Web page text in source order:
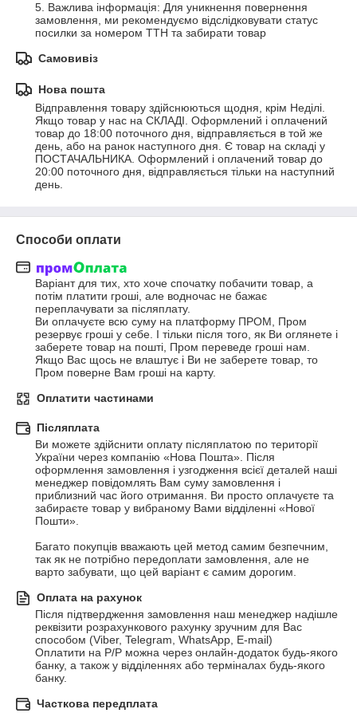
5. Важлива інформація: Для уникнення повернення
замовлення, ми рекомендуємо відслідковувати статус
посилки за номером ТТН та забирати товар
Самовивіз
Нова пошта
Відправлення товару здійснюються щодня, крім Неділі.
Якщо товар у нас на СКЛАДІ. Оформлений і оплачений
товар до 18:00 поточного дня, відправляється в той же
день, або на ранок наступного дня. Є товар на складі у
ПОСТАЧАЛЬНИКА. Оформлений і оплачений товар до
20:00 поточного дня, відправляється тільки на наступний
день.
Способи оплати
Варіант для тих, хто хоче спочатку побачити товар, а
потім платити гроші, але водночас не бажає
переплачувати за післяплату.
Ви оплачуєте всю суму на платформу ПРОМ, Пром
резервує гроші у себе. І тільки після того, як Ви оглянете і
заберете товар на пошті, Пром переведе гроші нам.
Якщо Вас щось не влаштує і Ви не заберете товар, то
Пром поверне Вам гроші на карту.
Оплатити частинами
Післяплата
Ви можете здійснити оплату післяплатою по території
України через компанію «Нова Пошта». Після
оформлення замовлення і узгодження всієї деталей наші
менеджер повідомлять Вам суму замовлення і
приблизний час його отримання. Ви просто оплачуєте та
забираєте товар у вибраному Вами відділенні «Нової
Пошти».
Багато покупців вважають цей метод самим безпечним,
так як не потрібно передоплати замовлення, але не
варто забувати, що цей варіант є самим дорогим.
Оплата на рахунок
Після підтвердження замовлення наш менеджер надішле
реквізити розрахункового рахунку зручним для Вас
способом (Viber, Telegram, WhatsApp, E-mail)
Оплатити на Р/Р можна через онлайн-додаток будь-якого
банку, а також у відділеннях або терміналах будь-якого
банку.
Часткова передплата